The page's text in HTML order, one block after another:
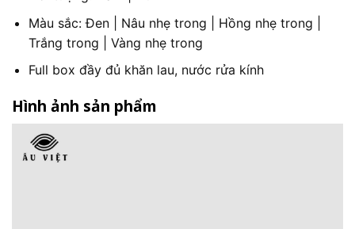
Màu sắc: Đen | Nâu nhẹ trong | Hồng nhẹ trong |
Trắng trong | Vàng nhẹ trong
Full box đầy đủ khăn lau, nước rửa kính
Hình ảnh sản phẩm